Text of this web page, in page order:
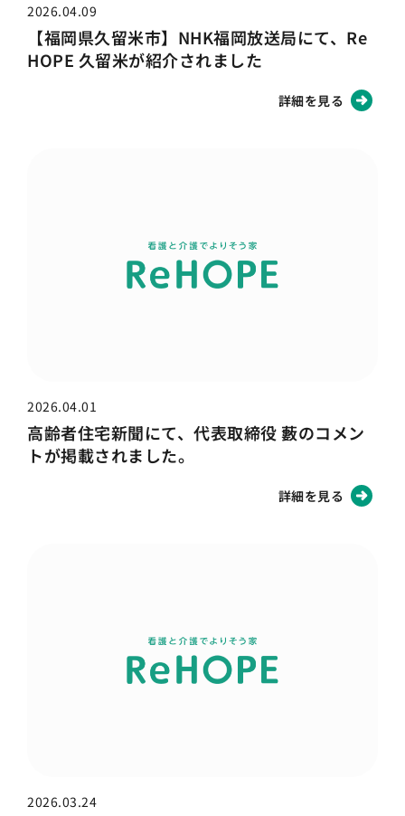
2026.04.09
【福岡県久留米市】NHK福岡放送局にて、Re
HOPE 久留米が紹介されました
詳細を見る
2026.04.01
高齢者住宅新聞にて、代表取締役 藪のコメン
トが掲載されました。
詳細を見る
2026.03.24